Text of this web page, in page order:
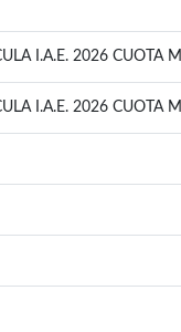
I.A.E. 2026 CUOTA
I.A.E. 2026 CUOTA